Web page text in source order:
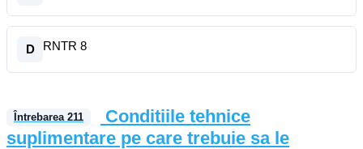
D RNTR 8
Întrebarea 211
Conditiile tehnice
suplimentare pe care trebuie sa le